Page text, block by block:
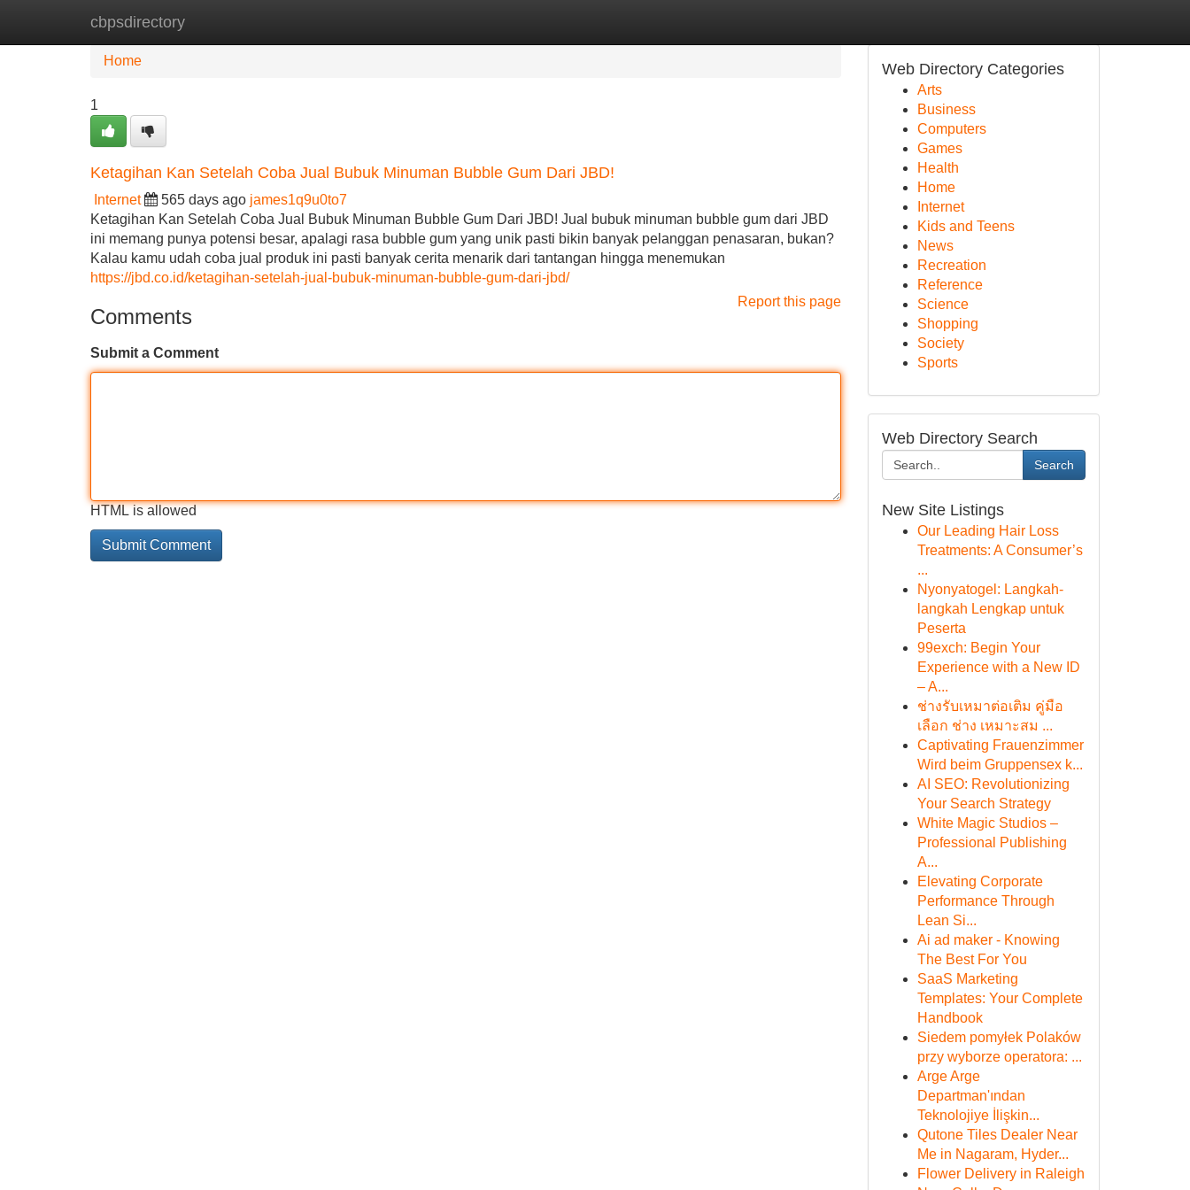
cbpsdirectory
Home New Site Listings
Home
1
Ketagihan Kan Setelah Coba Jual Bubuk Minuman Bubble Gum Dari JBD!
Internet 565 days ago james1q9u0to7
Ketagihan Kan Setelah Coba Jual Bubuk Minuman Bubble Gum Dari JBD! Jual bubuk minuman bubble gum dari JBD
ini memang punya potensi besar, apalagi rasa bubble gum yang unik pasti bikin banyak pelanggan penasaran, bukan?
Kalau kamu udah coba jual produk ini pasti banyak cerita menarik dari tantangan hingga menemukan
https://jbd.co.id/ketagihan-setelah-jual-bubuk-minuman-bubble-gum-dari-jbd/
Report this page
Comments
Submit a Comment
HTML is allowed
Web Directory Categories
Arts
Business
Computers
Games
Health
Home
Internet
Kids and Teens
News
Recreation
Reference
Science
Shopping
Society
Sports
Web Directory Search
Search
New Site Listings
Our Leading Hair Loss
Treatments: A Consumer’s
...
Nyonyatogel: Langkah-
langkah Lengkap untuk
Peserta
99exch: Begin Your
Experience with a New ID
– A...
ช่างรับเหมาต่อเติม คู่มือ
เลือก ช่าง เหมาะสม ...
Captivating Frauenzimmer
Wird beim Gruppensex k...
AI SEO: Revolutionizing
Your Search Strategy
White Magic Studios –
Professional Publishing
A...
Elevating Corporate
Performance Through
Lean Si...
Ai ad maker - Knowing
The Best For You
SaaS Marketing
Templates: Your Complete
Handbook
Siedem pomyłek Polaków
przy wyborze operatora: ...
Arge Arge
Departman'ından
Teknolojiye İlişkin...
Qutone Tiles Dealer Near
Me in Nagaram, Hyder...
Flower Delivery in Raleigh